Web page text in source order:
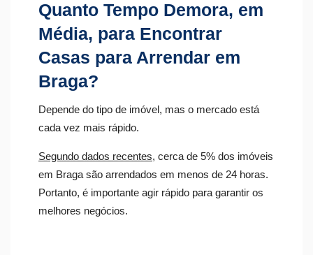
Quanto Tempo Demora, em
Média, para Encontrar
Casas para Arrendar em
Braga?
Depende do tipo de imóvel, mas o mercado está
cada vez mais rápido.
Segundo dados recentes, cerca de 5% dos imóveis
em Braga são arrendados em menos de 24 horas.
Portanto, é importante agir rápido para garantir os
melhores negócios.